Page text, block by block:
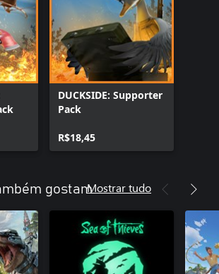
DUCKSIDE: Supporter
Pack
R$18,45
gostamMostrar tudo